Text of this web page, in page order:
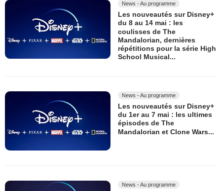
News - Au programme
Les nouveautés sur Disney+
du 8 au 14 mai : les
coulisses de The
Mandalorian, dernières
répétitions pour la série High
School Musical...
News - Au programme
Les nouveautés sur Disney+
du 1er au 7 mai : les ultimes
épisodes de The
Mandalorian et Clone Wars...
News - Au programme